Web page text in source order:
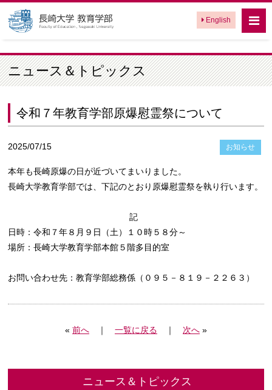
English
ニュース＆トピックス
令和７年教育学部原爆慰霊祭について
2025/07/15 お知らせ
本年も長崎原爆の日が近づいてまいりました。
長崎大学教育学部では、下記のとおり原爆慰霊祭を執り行います。
記
日時：令和７年８月９日（土）１０時５８分～
場所：長崎大学教育学部本館５階多目的室
お問い合わせ先：教育学部総務係（０９５－８１９－２２６３）
« 前へ｜ 一覧に戻る ｜ 次へ»
ニュース＆トピックス